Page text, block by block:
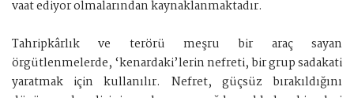
vaat ediyor olmalarından kaynaklanmaktadır.
Tahripkârlık ve terörü meşru bir araç sayan
örgütlenmelerde, ‘kenardaki’lerin nefreti, bir grup sadakati
yaratmak için kullanılır. Nefret, güçsüz bırakıldığını